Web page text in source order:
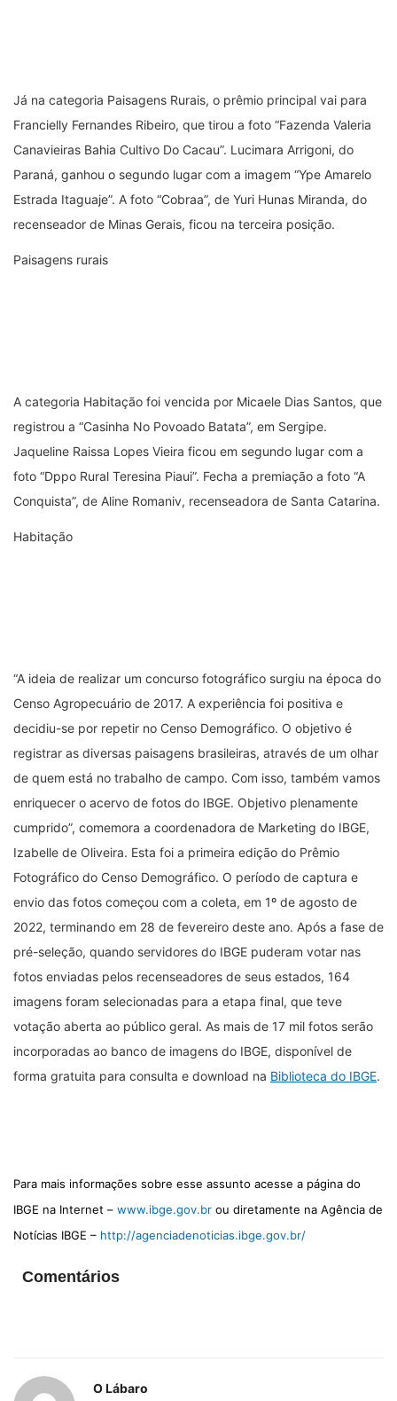
Já na categoria Paisagens Rurais, o prêmio principal vai para
Francielly Fernandes Ribeiro, que tirou a foto “Fazenda Valeria
Canavieiras Bahia Cultivo Do Cacau”. Lucimara Arrigoni, do
Paraná, ganhou o segundo lugar com a imagem “Ype Amarelo
Estrada Itaguaje”. A foto “Cobraa”, de Yuri Hunas Miranda, do
recenseador de Minas Gerais, ficou na terceira posição.
Paisagens rurais
A categoria Habitação foi vencida por Micaele Dias Santos, que
registrou a “Casinha No Povoado Batata”, em Sergipe.
Jaqueline Raissa Lopes Vieira ficou em segundo lugar com a
foto “Dppo Rural Teresina Piaui”. Fecha a premiação a foto “A
Conquista”, de Aline Romaniv, recenseadora de Santa Catarina.
Habitação
“A ideia de realizar um concurso fotográfico surgiu na época do
Censo Agropecuário de 2017. A experiência foi positiva e
decidiu-se por repetir no Censo Demográfico. O objetivo é
registrar as diversas paisagens brasileiras, através de um olhar
de quem está no trabalho de campo. Com isso, também vamos
enriquecer o acervo de fotos do IBGE. Objetivo plenamente
cumprido”, comemora a coordenadora de Marketing do IBGE,
Izabelle de Oliveira. Esta foi a primeira edição do Prêmio
Fotográfico do Censo Demográfico. O período de captura e
envio das fotos começou com a coleta, em 1º de agosto de
2022, terminando em 28 de fevereiro deste ano. Após a fase de
pré-seleção, quando servidores do IBGE puderam votar nas
fotos enviadas pelos recenseadores de seus estados, 164
imagens foram selecionadas para a etapa final, que teve
votação aberta ao público geral. As mais de 17 mil fotos serão
incorporadas ao banco de imagens do IBGE, disponível de
forma gratuita para consulta e download na Biblioteca do IBGE.
Para mais informações sobre esse assunto acesse a página do
IBGE na Internet – www.ibge.gov.br ou diretamente na Agência de
Notícias IBGE – http://agenciadenoticias.ibge.gov.br/
Comentários
O Lábaro